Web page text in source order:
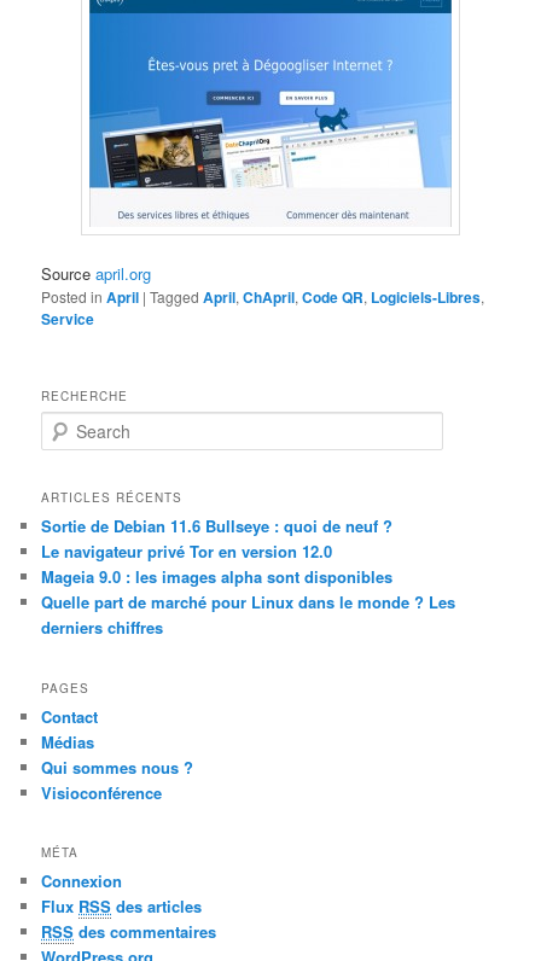
Sourceapril.org
Posted in April |Tagged April,ChApril,Code QR, Logiciels-Libres,
Service
RECHERCHE
e
r
h
ARTICLES RÉCENTS
Sortie de Debian 11.6 Bullseye : quoi de neuf ?
Le navigateur privé Tor en version 12.0
Mageia 9.0 : les images alpha sont disponibles
Quelle part de marché pour Linux dans le monde ? Les
derniers chiffres
PAGES
Contact
Médias
Qui sommes nous ?
Visioconférence
MÉTA
Connexion
Flux RSS des articles
RSS des commentaires